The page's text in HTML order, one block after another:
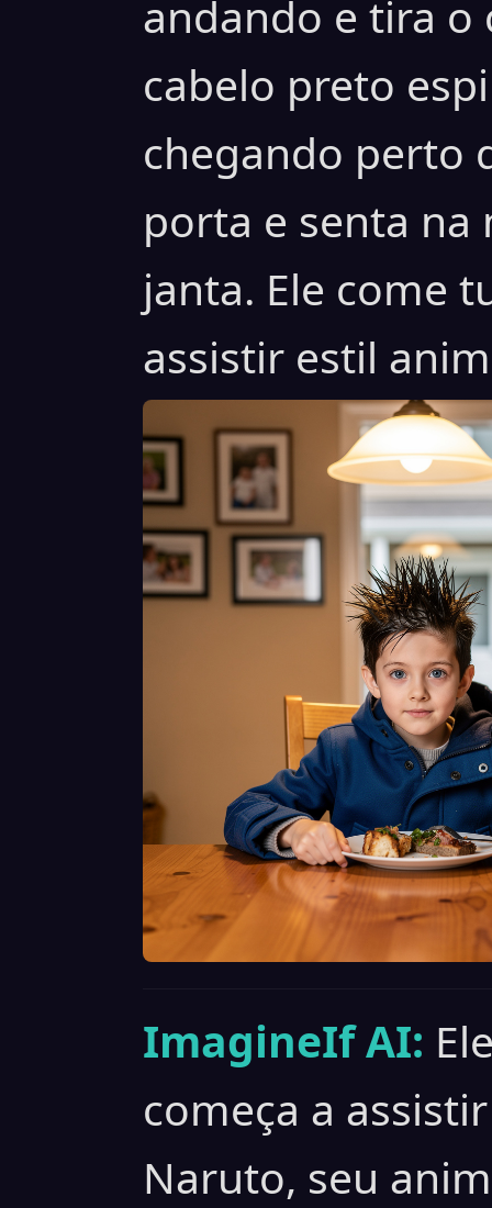
andando e tira o
cabelo preto
chegando perto
porta e senta na
janta. Ele come
assistir estil
ImagineIf AI:
começa a
Naruto, seu